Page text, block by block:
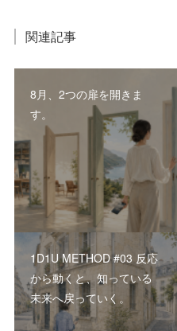
関連記事
8月、2つの扉を開きま
す。
1D1U METHOD #03 反応
から動くと、知っている
未来へ戻っていく。